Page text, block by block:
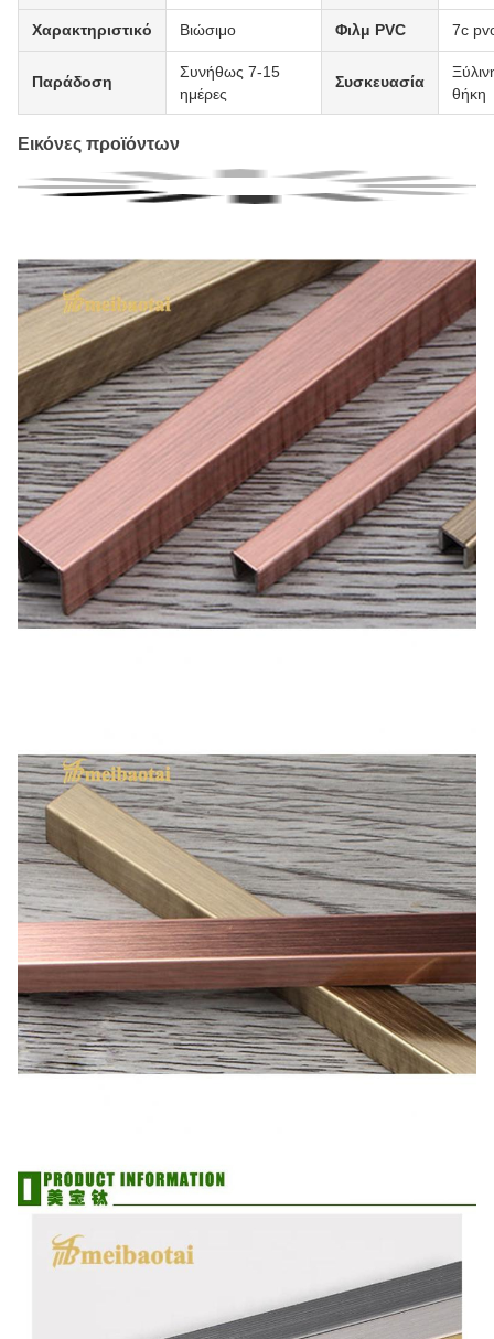
Χαρακτηριστικό Βιώσιμο Φιλμ PVC 7c
Παράδοση
Συνήθως 7-15
ημέρες
Συσκευασία
θήκη
Εικόνες προϊόντων